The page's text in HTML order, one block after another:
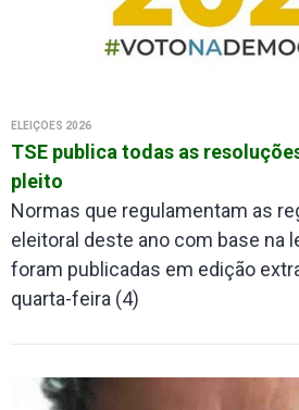
ELEIÇÕES 2026
TSE publica todas as
pleito
Normas que regulamentam as
eleitoral deste ano com base na
foram publicadas em edição
quarta-feira (4)